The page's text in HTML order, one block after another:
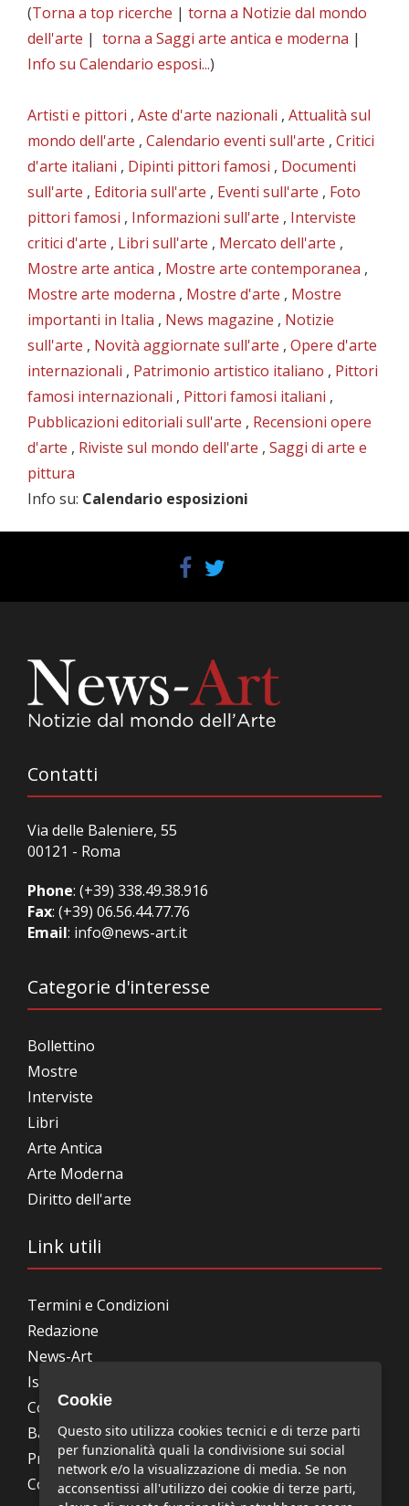
(Torna a top ricerche | torna a Notizie dal mondo
dell'arte | torna a Saggi arte antica e moderna |
Info su Calendario esposi...)
Artisti e pittori , Aste d'arte nazionali , Attualità sul
mondo dell'arte , Calendario eventi sull'arte , Critici
d'arte italiani , Dipinti pittori famosi , Documenti
sull'arte , Editoria sull'arte , Eventi sull'arte , Foto
pittori famosi , Informazioni sull'arte , Interviste
critici d'arte , Libri sull'arte , Mercato dell'arte ,
Mostre arte antica , Mostre arte contemporanea ,
Mostre arte moderna , Mostre d'arte , Mostre
importanti in Italia , News magazine , Notizie
sull'arte , Novità aggiornate sull'arte , Opere d'arte
internazionali , Patrimonio artistico italiano , Pittori
famosi internazionali , Pittori famosi italiani ,
Pubblicazioni editoriali sull'arte , Recensioni opere
d'arte , Riviste sul mondo dell'arte , Saggi di arte e
pittura
Info su: Calendario esposizioni
Contatti
Via delle Baleniere, 55
00121 - Roma
Phone: (+39) 338.49.38.916
Fax: (+39) 06.56.44.77.76
Email: info@news-art.it
Categorie d'interesse
Bollettino
Mostre
Interviste
Libri
Arte Antica
Arte Moderna
Diritto dell'arte
Link utili
Termini e Condizioni
Redazione
News-Art
Iscrizione alla newsletter
Collabora con noi
Bandi, concorsi, premi
Privacy Policy
Cookie Policy
Cookie
Questo sito utilizza cookies tecnici e di terze parti
per funzionalità quali la condivisione sui social
network e/o la visualizzazione di media. Se non
acconsentissi all'utilizzo dei cookie di terze parti,